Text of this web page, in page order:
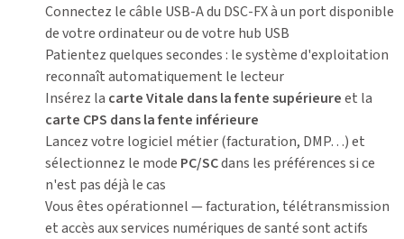
Connectez le câble USB-A du DSC-FX à un port disponible
de votre ordinateur ou de votre hub USB
Patientez quelques secondes : le système d'exploitation
reconnaît automatiquement le lecteur
Insérez la carte Vitale dans la fente supérieureet la
carte CPS dans la fente inférieure
Lancez votre logiciel métier (facturation, DMP…) et
sélectionnez le mode PC/SCdans les préférences si ce
n'est pas déjà le cas
Vous êtes opérationnel — facturation, télétransmission
et accès aux services numériques de santé sont actifs